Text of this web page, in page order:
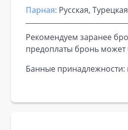
Парная: Русская,
Рекомендуем заранее
предоплаты бронь может
Банные принадлежности: